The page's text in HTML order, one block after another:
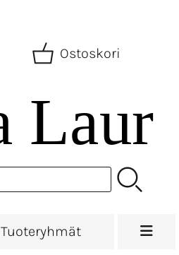
Ostoskori
Tuoteryhmät